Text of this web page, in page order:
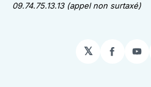
09.74.75.13.13 (appel non surtaxé)
𝕏